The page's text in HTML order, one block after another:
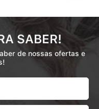
SABER!
de nossas ofertas e